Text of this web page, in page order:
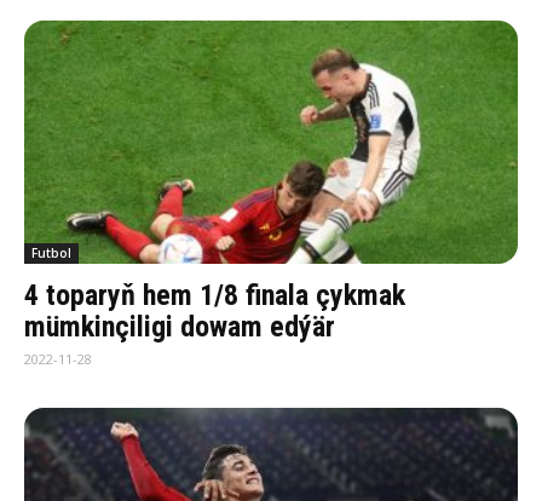
Futbol
4 toparyň hem 1/8 finala çykmak
mümkinçiligi dowam edýär
2022-11-28